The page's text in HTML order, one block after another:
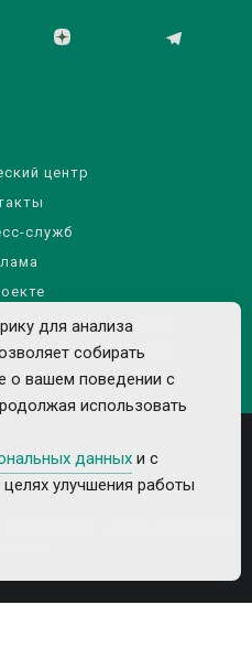
центр
служб
материалов сайта
данных
имеют необходимые лицензии и
для анализа
собирать
о вашем поведении с
использовать
данных и с
улучшения работы